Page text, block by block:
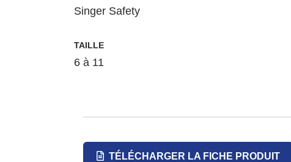
Singer Safety
TAILLE
6 à 11
TÉLÉCHARGER LA FICHE PRODUIT